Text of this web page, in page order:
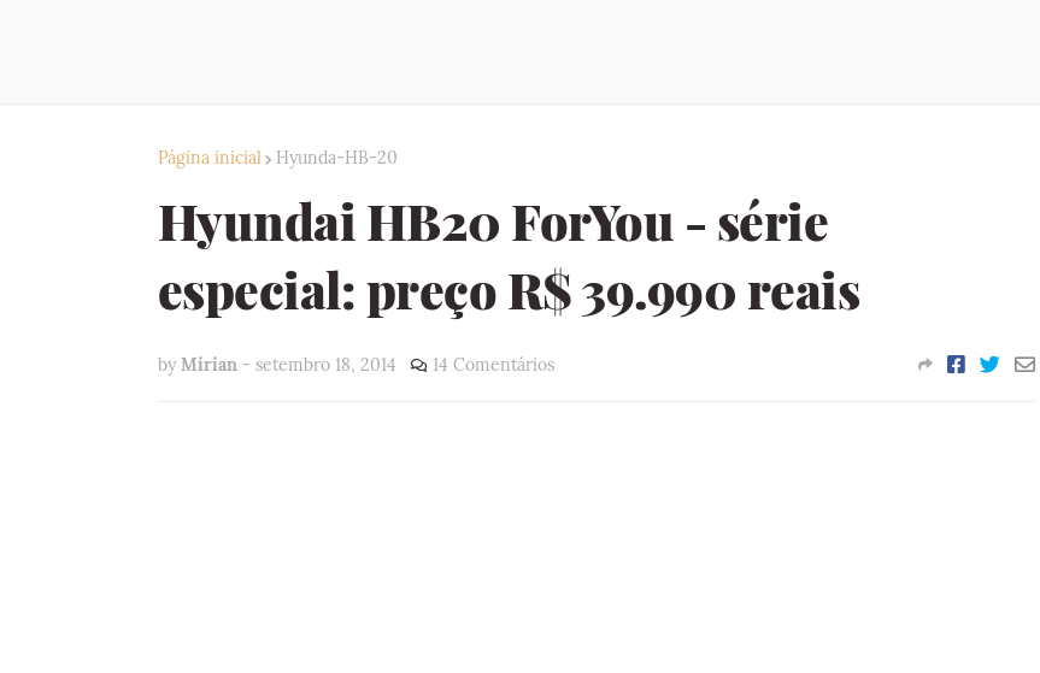
Página inicial Hyunda-HB-20
Hyundai HB20 ForYou - série
especial: preço R$ 39.990 reais
by Mirian - setembro 18, 2014 14 Comentários